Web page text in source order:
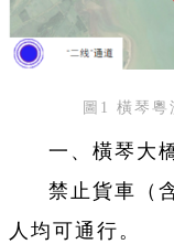
圖1 橫琴粵
一、橫琴大
禁止貨車（
人均可通行。